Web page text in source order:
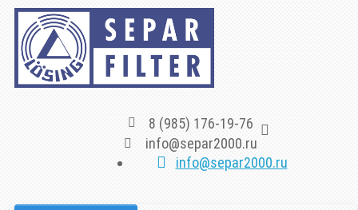
8 (985) 176-19-76
info@separ2000.ru
info@separ2000.ru